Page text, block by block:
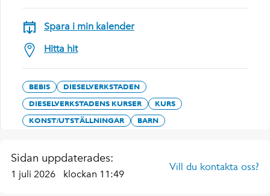
Spara i min kalender
Hitta hit
BEBIS
DIESELVERKSTADEN
DIESELVERKSTADENS KURSER
KURS
KONST/UTSTÄLLNINGAR
BARN
Sidan uppdaterades:
1 juli 2026 klockan 11:49
Vill du kontakta oss?